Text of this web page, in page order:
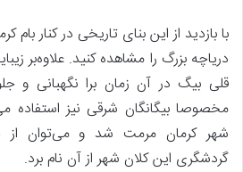
با بازدید از این بنای تاریخی در کنار بام
دریاچه بزرگ را مشاهده کنید. علاوه‌بر
قلی بیگ در آن زمان برا نگهبانی و
مخصوصا بیگانگان شرقی نیز استفاده
شهر کرمان مرمت شد و می‌توان از
گردشگری این کلان شهر از آن نام برد.